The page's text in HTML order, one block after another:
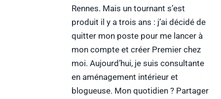
Rennes. Mais un tournant s’est
produit il y a trois ans : j’ai décidé de
quitter mon poste pour me lancer à
mon compte et créer Premier chez
moi. Aujourd’hui, je suis consultante
en aménagement intérieur et
blogueuse. Mon quotidien ? Partager